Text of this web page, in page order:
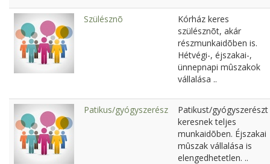
Szülésznõ
Kórház keres
szülésznõt, akár
részmunkaidõben is.
Hétvégi-, éjszakai-,
ünnepnapi mûszakok
vállalása ..
Patikus/gyógyszerész
Patikust/gyógyszerészt
keresnek teljes
munkaidõben. Éjszakai
mûszak vállalása is
elengedhetetlen. ..